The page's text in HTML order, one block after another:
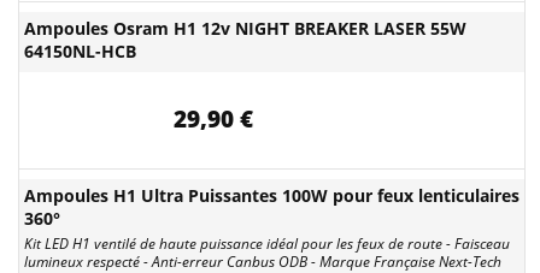
Ampoules Osram H1 12v NIGHT BREAKER LASER 55W
64150NL-HCB
29,90 €
Ampoules H1 Ultra Puissantes 100W pour feux lenticulaires
360°
Kit LED H1 ventilé de haute puissance idéal pour les feux de route - Faisceau
lumineux respecté - Anti-erreur Canbus ODB - Marque Française Next-Tech